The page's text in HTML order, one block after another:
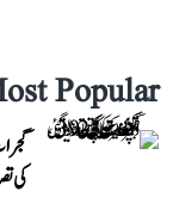
Popular
کی